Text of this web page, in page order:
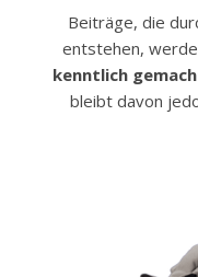
Beiträge, die
entstehen,
kenntlich
bleibt davon